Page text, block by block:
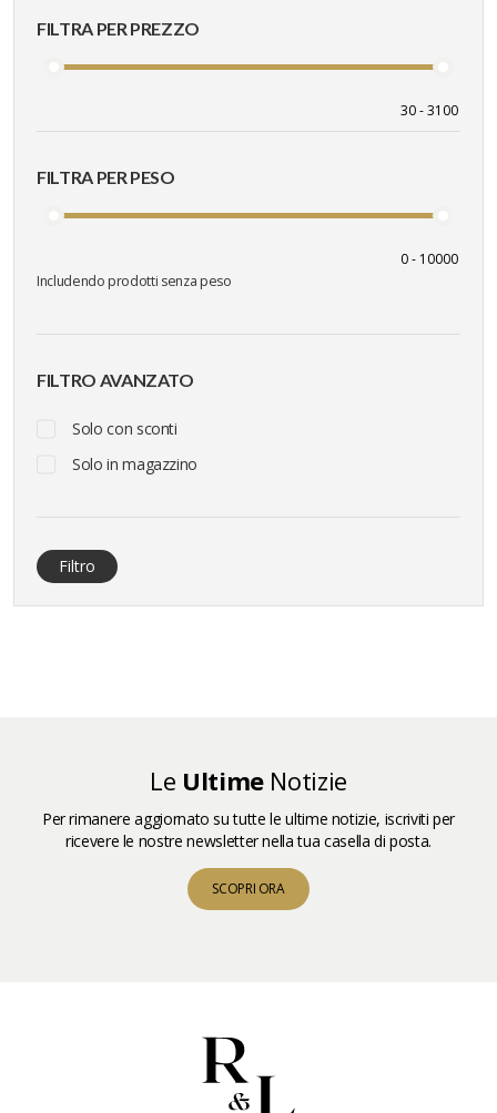
FILTRA PER PREZZO
FILTRA PER PESO
Includendo prodotti senza peso
FILTRO AVANZATO
Solo con sconti
Solo in magazzino
Filtro
Le UltimeNotizie
Per rimanere aggiornato su tutte le ultime notizie, iscriviti per
ricevere le nostre newsletter nella tua casella di posta.
SCOPRI ORA